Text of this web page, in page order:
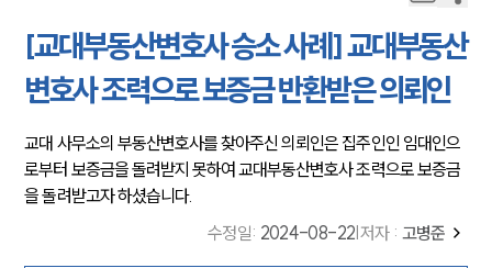
[교대부동산변호사 승소 사례] 교대부동산
변호사 조력으로 보증금 반환받은 의뢰인
교대 사무소의 부동산변호사를 찾아주신 의뢰인은 집주인인 임대인으
로부터 보증금을 돌려받지 못하여 교대부동산변호사 조력으로 보증금
을 돌려받고자 하셨습니다.
수정일: 2024-08-22 저자 : 고병준